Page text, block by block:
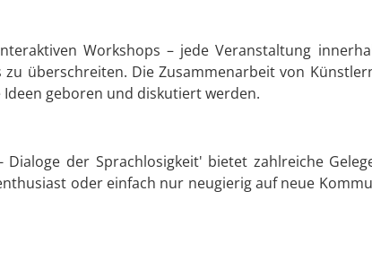
Workshops – jede Veranstaltung
überschreiten. Die Zusammenarbeit von
geboren und diskutiert werden.
der Sprachlosigkeit' bietet zahlreiche
oder einfach nur neugierig auf neue